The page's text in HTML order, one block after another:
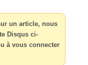
un article, nous
Disqus ci-
à vous connecter